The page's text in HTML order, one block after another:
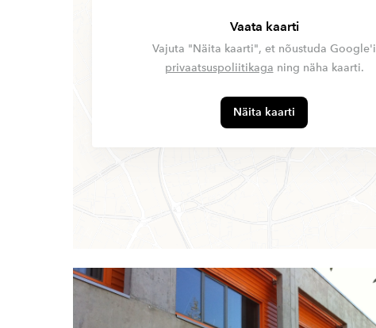
Vaata kaarti
Vajuta "Näita kaarti", et nõustuda Google'i
privaatsuspoliitikaga ning näha kaarti.
Näita kaarti